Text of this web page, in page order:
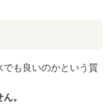
でも良いのかという質
。